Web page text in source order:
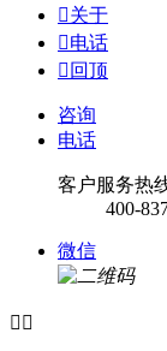
关于
电话
 回顶
咨询
电话
客户服务热
400-
微信
 